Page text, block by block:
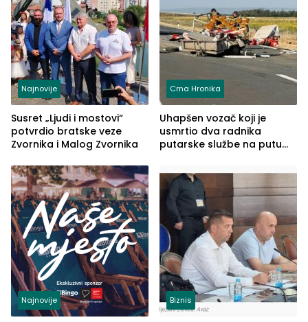
Najnovije
Susret „Ljudi i mostovi“
potvrdio bratske veze
Zvornika i Malog Zvornika
Crna Hronika
Uhapšen vozač koji je
usmrtio dva radnika
putarske službe na putu
(FOTO)
Najnovije Biznis